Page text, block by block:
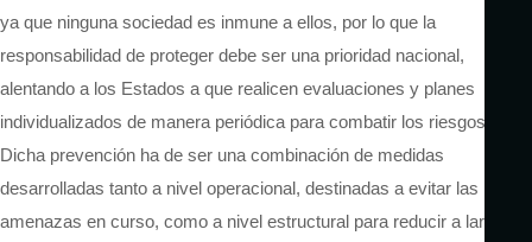
ya que ninguna sociedad es inmune a ellos, por lo que la
responsabilidad de proteger debe ser una prioridad nacional,
alentando a los Estados a que realicen evaluaciones y planes
individualizados de manera periódica para combatir los riesgos.
Dicha prevención ha de ser una combinación de medidas
desarrolladas tanto a nivel operacional, destinadas a evitar las
amenazas en curso, como a nivel estructural para reducir a largo